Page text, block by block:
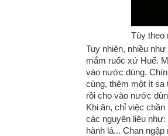
Tùy theo
Tuy nhiên, nhiều
mắm ruốc xứ Huế.
vào nước dùng.
cùng, thêm một ít
rồi cho vào nước
Khi ăn, chỉ việc
các nguyên liệu
hành lá... Chan